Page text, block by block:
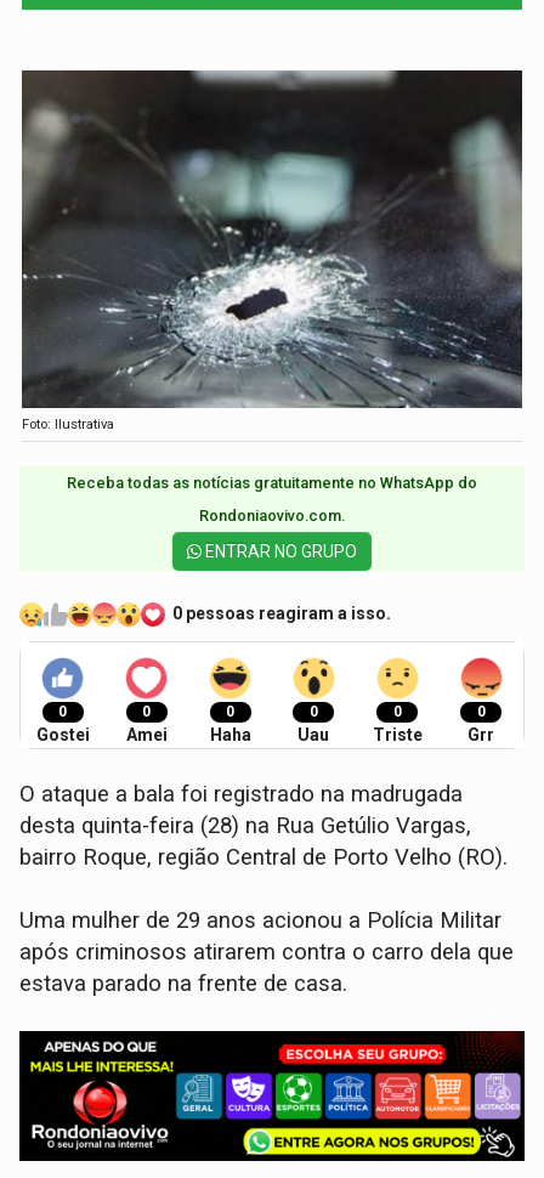
Foto: Ilustrativa
Receba todas as notícias gratuitamente no WhatsApp do
Rondoniaovivo.com.​
ENTRAR NO GRUPO
0 pessoas reagiram a isso.
0
Gostei
0
Amei
0
Haha
0
Uau
0
Triste
0
Grr
O ataque a bala foi registrado na madrugada
desta quinta-feira (28) na Rua Getúlio Vargas,
bairro Roque, região Central de Porto Velho (RO).
Uma mulher de 29 anos acionou a Polícia Militar
após criminosos atirarem contra o carro dela que
estava parado na frente de casa.